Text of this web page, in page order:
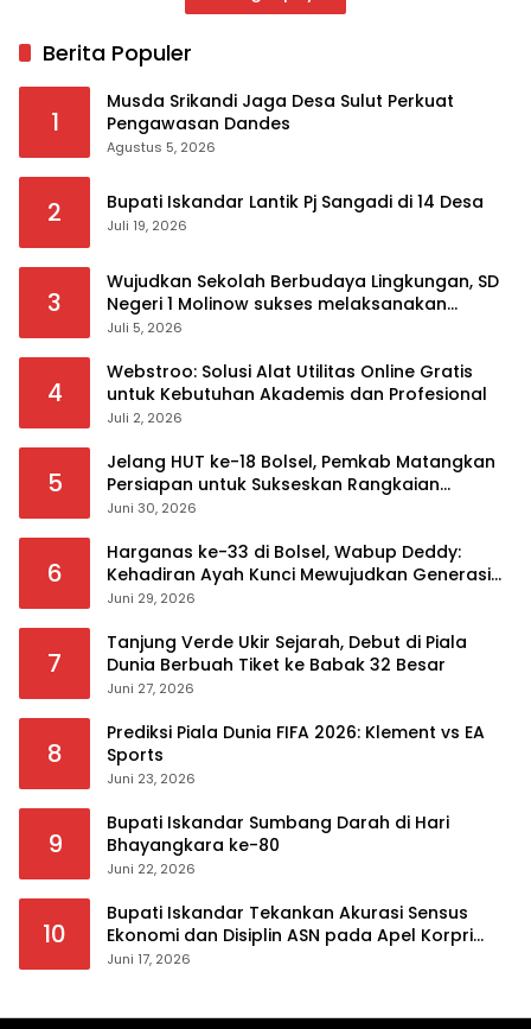
Berita Populer
1
Musda Srikandi Jaga Desa Sulut Perkuat
Pengawasan Dandes
Agustus 5, 2026
2 Bupati Iskandar Lantik Pj Sangadi di 14 Desa
Juli 19, 2026
3
Wujudkan Sekolah Berbudaya Lingkungan, SD
Negeri 1 Molinow sukses melaksanakan
serangkaian kegiatan Kampanye dan
Juli 5, 2026
4
Webstroo: Solusi Alat Utilitas Online Gratis
untuk Kebutuhan Akademis dan Profesional
Juli 2, 2026
5
Jelang HUT ke-18 Bolsel, Pemkab Matangkan
Persiapan untuk Sukseskan Rangkaian
Peringatan
Juni 30, 2026
6
Harganas ke-33 di Bolsel, Wabup Deddy:
Kehadiran Ayah Kunci Mewujudkan Generasi
Berkualitas
Juni 29, 2026
7
Tanjung Verde Ukir Sejarah, Debut di Piala
Dunia Berbuah Tiket ke Babak 32 Besar
Juni 27, 2026
8
Prediksi Piala Dunia FIFA 2026: Klement vs EA
Sports
Juni 23, 2026
9
Bupati Iskandar Sumbang Darah di Hari
Bhayangkara ke-80
Juni 22, 2026
10
Bupati Iskandar Tekankan Akurasi Sensus
Ekonomi dan Disiplin ASN pada Apel Korpri
Pemkab Bolsel
Juni 17, 2026